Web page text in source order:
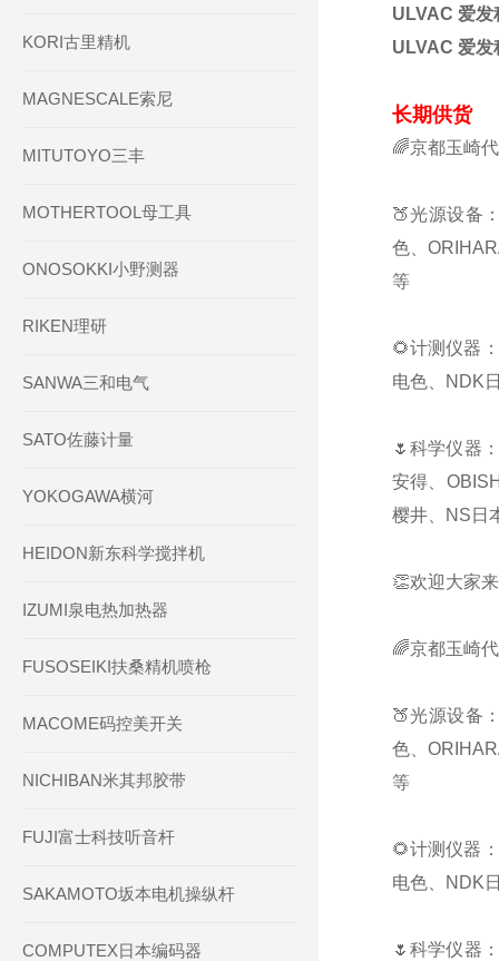
ULVAC 爱发
ULVAC 爱发
长期供货
🌈京都玉崎
🍑光源设备
色、
等
🌻计测仪器
电色、NDK
🌷科学仪器
安得、
樱井、NS日
👏欢迎大家
🌈京都玉崎
🍑光源设备
色、
等
🌻计测仪器
电色、NDK
🌷科学仪器
KORI古里精机
MAGNESCALE索尼
MITUTOYO三丰
MOTHERTOOL母工具
ONOSOKKI小野测器
RIKEN理研
SANWA三和电气
SATO佐藤计量
YOKOGAWA横河
HEIDON新东科学搅拌机
IZUMI泉电热加热器
FUSOSEIKI扶桑精机喷枪
MACOME码控美开关
NICHIBAN米其邦胶带
FUJI富士科技听音杆
SAKAMOTO坂本电机操纵杆
COMPUTEX日本编码器